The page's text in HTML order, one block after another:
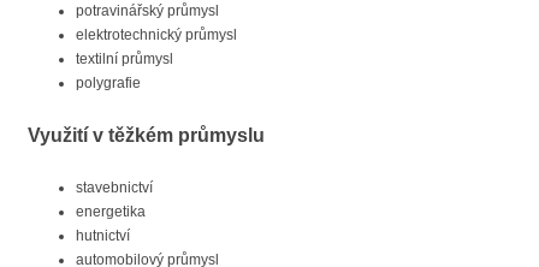
potravinářský průmysl
elektrotechnický průmysl
textilní průmysl
polygrafie
Využití v těžkém průmyslu
stavebnictví
energetika
hutnictví
automobilový průmysl